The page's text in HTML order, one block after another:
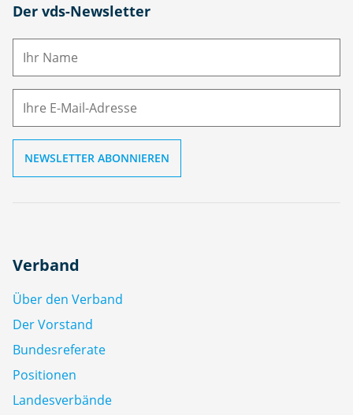
Der vds-Newsletter
N
M
Verband
Über den Verband
Der Vorstand
Bundesreferate
Positionen
Landesverbände